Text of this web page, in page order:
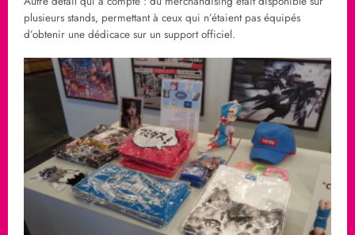
plusieurs stands, permettant à ceux qui n’étaient pas équipés
d’obtenir une dédicace sur un support officiel.